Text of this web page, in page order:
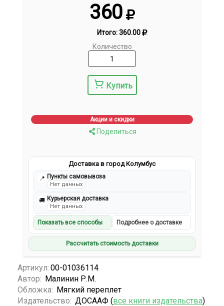
360
Итого:360.00
Количество
Купить
Акции и скидки
Поделиться
Доставка в город Колумбус
📍 Пункты самовывоза
Нет данных
🚚 Курьерская доставка
Нет данных
Показать все способы Подробнее о доставке
Рассчитать стоимость доставки
Артикул: 00-01036114
Автор: Малинин Р.М.
Обложка: Мягкий переплет
Издательство: ДОСААФ (все книги издательства)